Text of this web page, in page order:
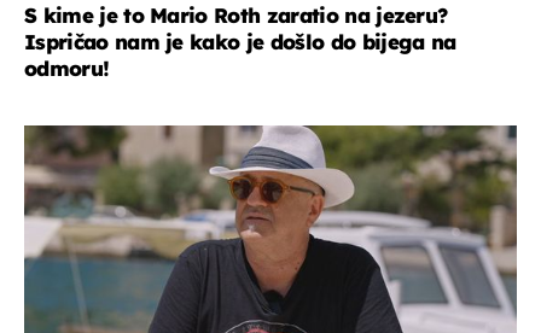
S kime je to Mario Roth zaratio na jezeru?
Ispričao nam je kako je došlo do bijega na
odmoru!